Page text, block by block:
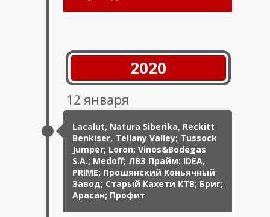
2020
12 января
Lacalut, Natura Siberika, Reckitt
Benkiser, Teliany Valley; Tussock
Jumper; Loron; Vinos&Bodegas
S.A.; Medoff; ЛВЗ Прайм: IDEA,
PRIME; Прошянский Коньячный
Завод; Старый Кахети КТВ; Бриг;
Арасан; Профит